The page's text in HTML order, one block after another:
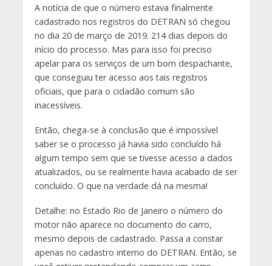
A notícia de que o número estava finalmente
cadastrado nos registros do DETRAN só chegou
no dia 20 de março de 2019. 214 dias depois do
início do processo. Mas para isso foi preciso
apelar para os serviços de um bom despachante,
que conseguiu ter acesso aos tais registros
oficiais, que para o cidadão comum são
inacessíveis.
Então, chega-se à conclusão que é impossível
saber se o processo já havia sido concluído há
algum tempo sem que se tivesse acesso a dados
atualizados, ou se realmente havia acabado de ser
concluído. O que na verdade dá na mesma!
Detalhe: no Estado Rio de Janeiro o número do
motor não aparece no documento do carro,
mesmo depois de cadastrado. Passa a constar
apenas no cadastro interno do DETRAN. Então, se